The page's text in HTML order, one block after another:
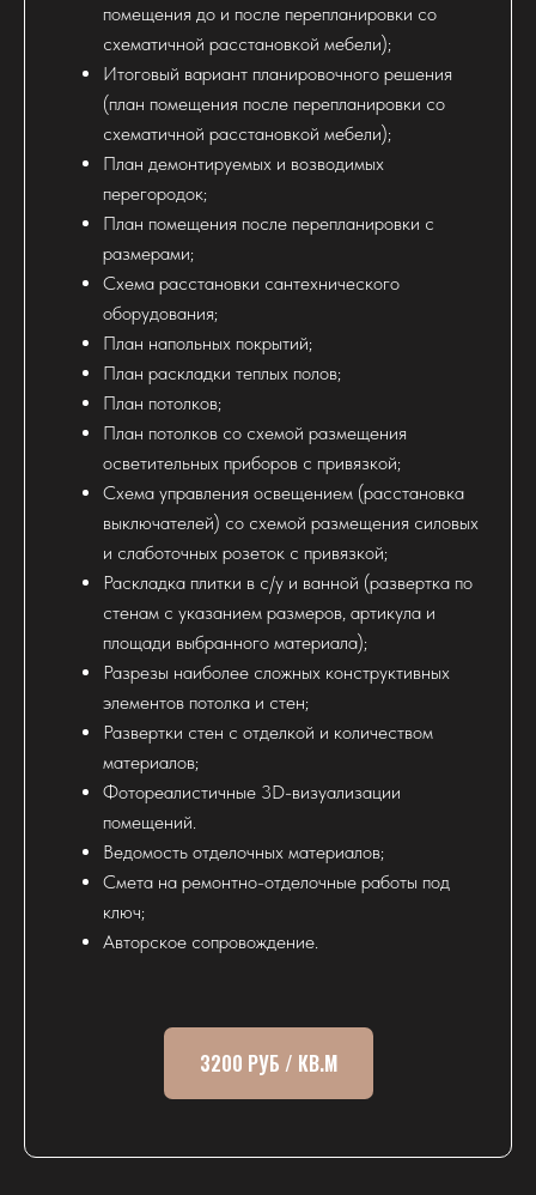
помещения до и после перепланировки со
схематичной расстановкой мебели);
Итоговый вариант планировочного решения
(план помещения после перепланировки со
схематичной расстановкой мебели);
План демонтируемых и возводимых
перегородок;
План помещения после перепланировки с
размерами;
Схема расстановки сантехнического
оборудования;
План напольных покрытий;
План раскладки теплых полов;
План потолков;
План потолков со схемой размещения
осветительных приборов с привязкой;
Схема управления освещением (расстановка
выключателей) со схемой размещения силовых
и слаботочных розеток с привязкой;
Раскладка плитки в с/у и ванной (развертка по
стенам с указанием размеров, артикула и
площади выбранного материала);
Разрезы наиболее сложных конструктивных
элементов потолка и стен;
Развертки стен с отделкой и количеством
материалов;
Фотореалистичные 3D-визуализации
помещений.
Ведомость отделочных материалов;
Смета на ремонтно-отделочные работы под
ключ;
Авторское сопровождение.
3200 РУБ / КВ.М